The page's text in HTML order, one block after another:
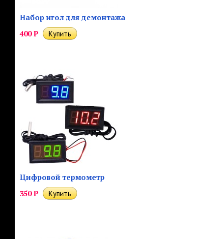
Набор игол для демонтажа
400Р
Цифровой термометр
350Р